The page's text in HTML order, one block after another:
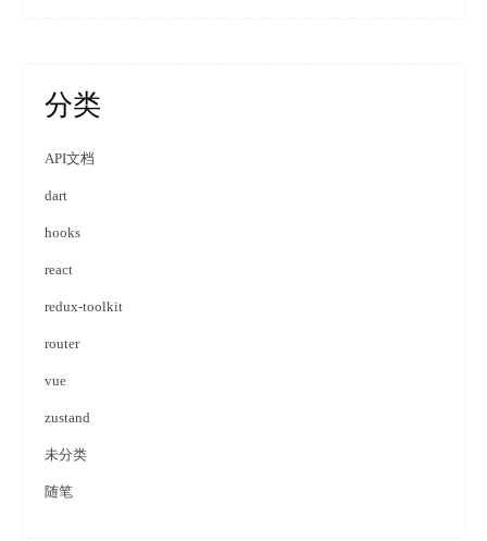
分类
API文档
dart
hooks
react
redux-toolkit
router
vue
zustand
未分类
随笔